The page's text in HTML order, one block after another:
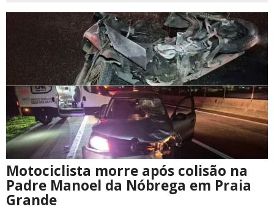
Motociclista morre após colisão na
Padre Manoel da Nóbrega em Praia
Grande